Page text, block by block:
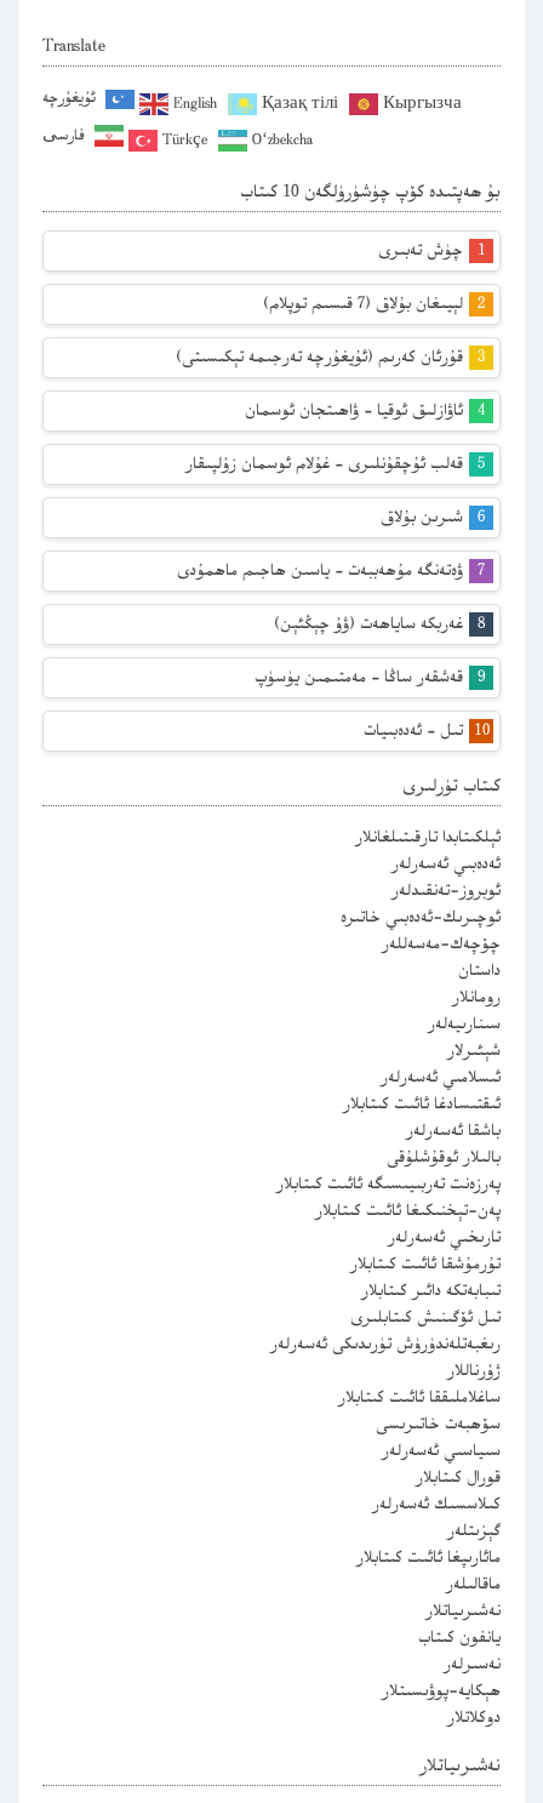
Translate
ئۇيغۇرچە English Қазақ тілі
Кыргызча
فارسی
Türkçe O‘zbekcha
بۇ ھەپتىدە كۆپ چۈشۈرۈلگەن 10 كىتاب
چۈش تەبىرى
لېيىغان بۇلاق (7 قىسىم توپلام)
قۇرئان كەرىم (ئۇيغۇرچە تەرجىمە تېكىسىتى)
ئاۋازلىق ئوقيا – ۋاھىتجان ئوسمان
قەلب ئۇچقۇنلىرى – غۇلام ئوسمان زۇلپىقار
شىرىن بۇلاق
ۋەتەنگە مۇھەببەت – ياسىن ھاجىم ماھمۇدى
غەربكە ساياھەت (ۋۇ چېڭئېن)
قەشقەر ساڭا – مەمتىمىن يۈسۈپ
تىل – ئەدەبىيات
كىتاب تۈرلىرى
ئېلكىتابدا تارقىتىلغانلار
ئەدەبىي ئەسەرلەر
ئوبروز-تەنقىدلەر
ئوچىرىك-ئەدەبىي خاتىرە
چۆچەك-مەسەللەر
داستان
رومانلار
سىنارىيەلەر
شېئىرلار
ئىسلامىي ئەسەرلەر
ئىقتىسادغا ئائىت كىتابلار
باشقا ئەسەرلەر
بالىلار ئوقۇشلۇقى
پەرزەنت تەربىيىسىگە ئائىت كىتابلار
پەن-تېخنىكىغا ئائىت كىتابلار
تارىخىي ئەسەرلەر
تۇرمۇشقا ئائىت كىتابلار
تىبابەتكە دائىر كىتابلار
تىل ئۆگىنىش كىتابلىرى
رىغبەتلەندۈرۈش تۈرىدىكى ئەسەرلەر
ژۇرناللار
ساغلاملىققا ئائىت كىتابلار
سۆھبەت خاتىرىسى
سىياسىي ئەسەرلەر
قورال كىتابلار
كىلاسسىك ئەسەرلەر
گېزىتلەر
مائارىپغا ئائىت كىتابلار
ماقالىلەر
نەشىرىياتلار
يانفون كىتاب
نەسىرلەر
ھېكايە-پوۋىسىتلار
دوكلاتلار
نەشىرىياتلار